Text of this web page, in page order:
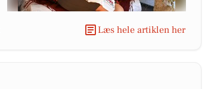
Læs hele artiklen her